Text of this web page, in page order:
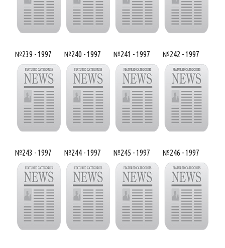
№239 - 1997 №240 - 1997 №241 - 1997 №242 - 1997
№243 - 1997 №244 - 1997 №245 - 1997 №246 - 1997